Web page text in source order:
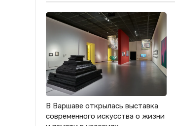
В Варшаве открылась выставка
современного искусства о жизни